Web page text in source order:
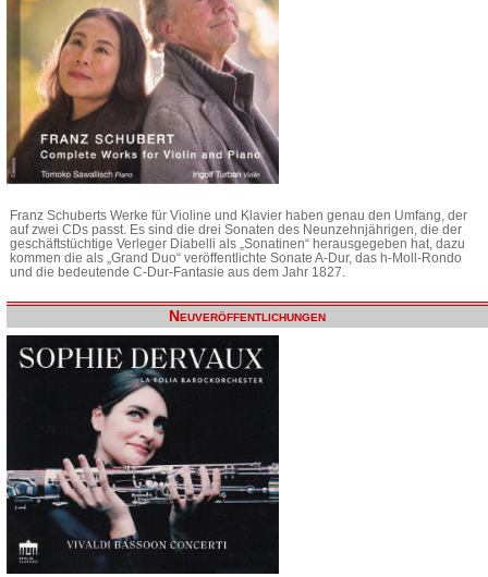
Franz Schuberts Werke für Violine und Klavier haben genau den Umfang, der
auf zwei CDs passt. Es sind die drei Sonaten des Neunzehnjährigen, die der
geschäftstüchtige Verleger Diabelli als „Sonatinen“ herausgegeben hat, dazu
kommen die als „Grand Duo“ veröffentlichte Sonate A-Dur, das h-Moll-Rondo
und die bedeutende C-Dur-Fantasie aus dem Jahr 1827.
Neuveröffentlichungen